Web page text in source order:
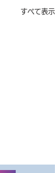
すべて表示